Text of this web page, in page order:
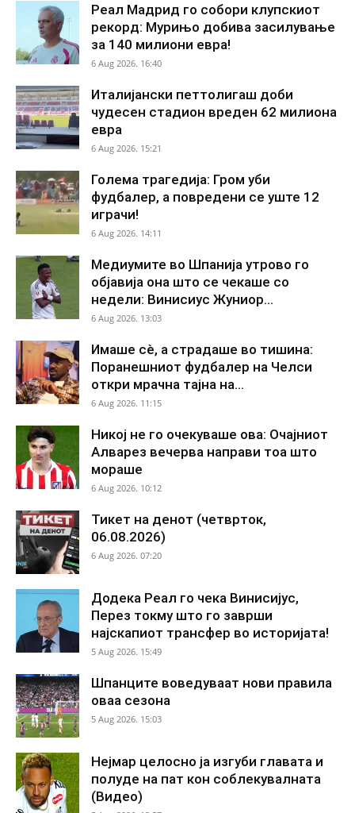
Реал Мадрид го собори клупскиот
рекорд: Мурињо добива засилување
за 140 милиони евра!
6 Aug 2026. 16:40
Италијански петтолигаш доби
чудесен стадион вреден 62 милиона
евра
6 Aug 2026. 15:21
Голема трагедија: Гром уби
фудбалер, а повредени се уште 12
играчи!
6 Aug 2026. 14:11
Медиумите во Шпанија утрово го
објавија она што се чекаше со
недели: Винисиус Жуниор...
6 Aug 2026. 13:03
Имаше сè, а страдаше во тишина:
Поранешниот фудбалер на Челси
откри мрачна тајна на...
6 Aug 2026. 11:15
Никој не го очекуваше ова: Очајниот
Алварез вечерва направи тоа што
мораше
6 Aug 2026. 10:12
Тикет на денот (четврток,
06.08.2026)
6 Aug 2026. 07:20
Додека Реал го чека Винисијус,
Перез токму што го заврши
најскапиот трансфер во историјата!
5 Aug 2026. 15:49
Шпанците воведуваат нови правила
оваа сезона
5 Aug 2026. 15:03
Нејмар целосно ја изгуби главата и
полуде на пат кон соблекувалната
(Видео)